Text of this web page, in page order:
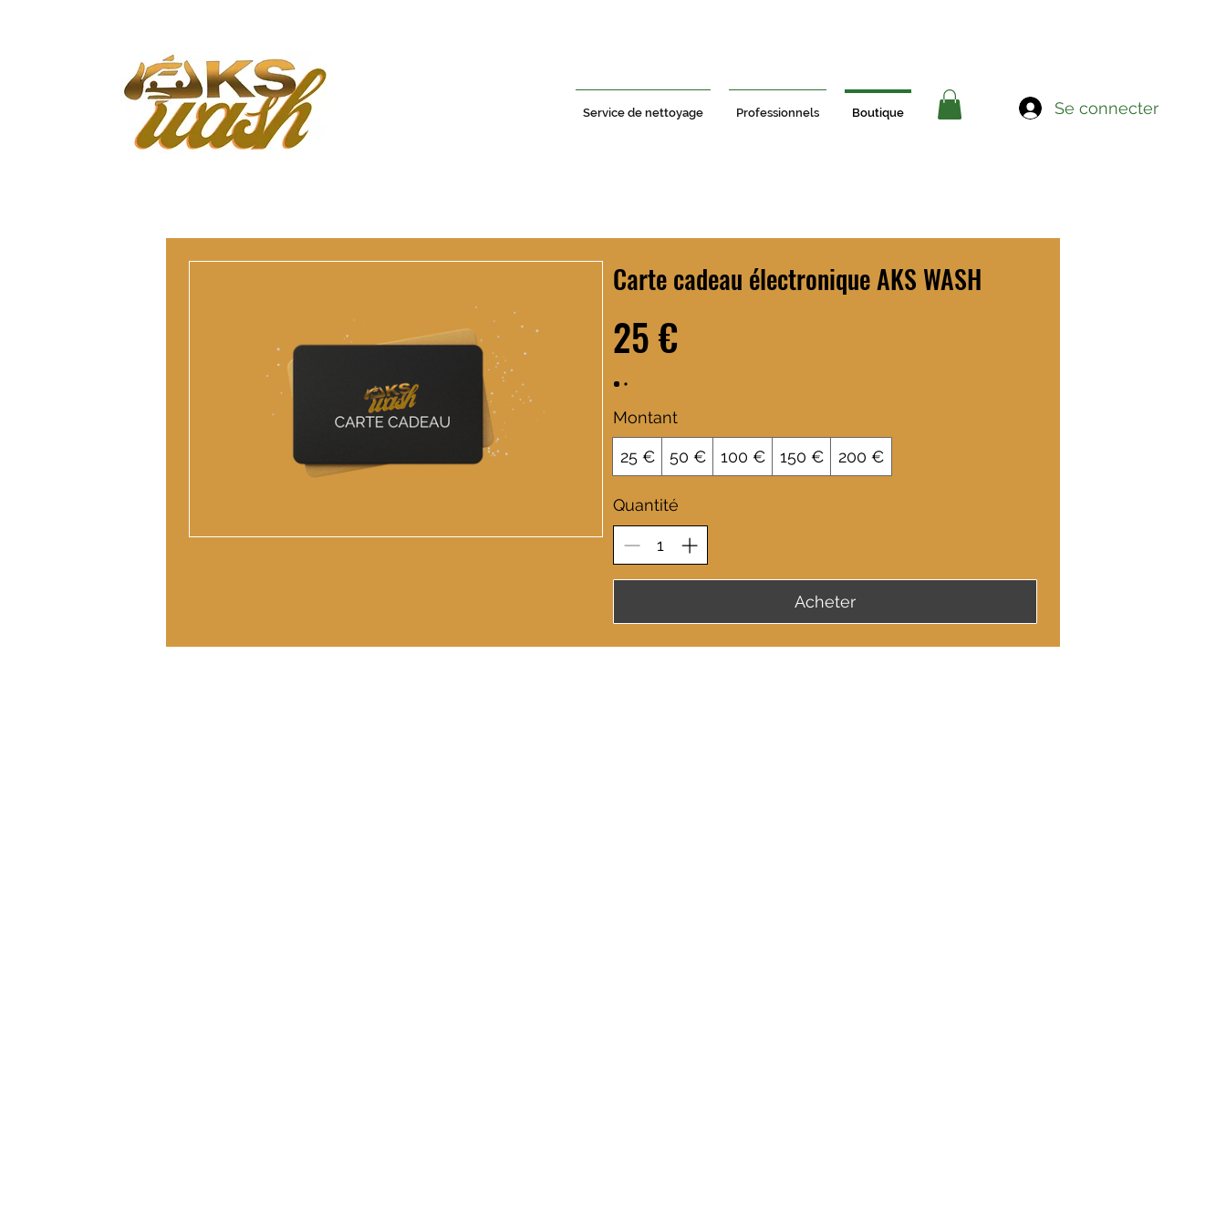
Service de nettoyage Professionnels Boutique Se connecter
Carte cadeau électronique AKS WASH
25 €
Montant
25 € 50 € 100 € 150 € 200 €
Quantité
Acheter